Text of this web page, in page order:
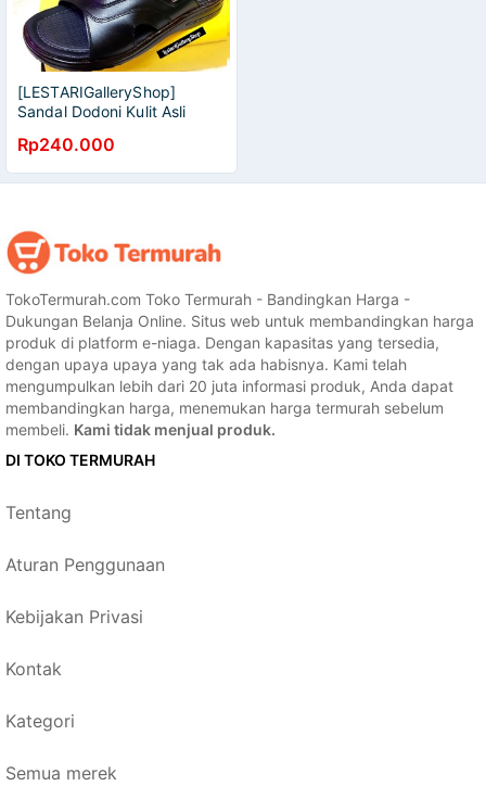
[LESTARIGalleryShop]
Sandal Dodoni Kulit Asli
Rp240.000
TokoTermurah.com Toko Termurah - Bandingkan Harga -
Dukungan Belanja Online. Situs web untuk membandingkan harga
produk di platform e-niaga. Dengan kapasitas yang tersedia,
dengan upaya upaya yang tak ada habisnya. Kami telah
mengumpulkan lebih dari 20 juta informasi produk, Anda dapat
membandingkan harga, menemukan harga termurah sebelum
membeli. Kami tidak menjual produk.
DI TOKO TERMURAH
Tentang
Aturan Penggunaan
Kebijakan Privasi
Kontak
Kategori
Semua merek